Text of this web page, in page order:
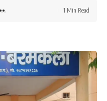
1 Min Read